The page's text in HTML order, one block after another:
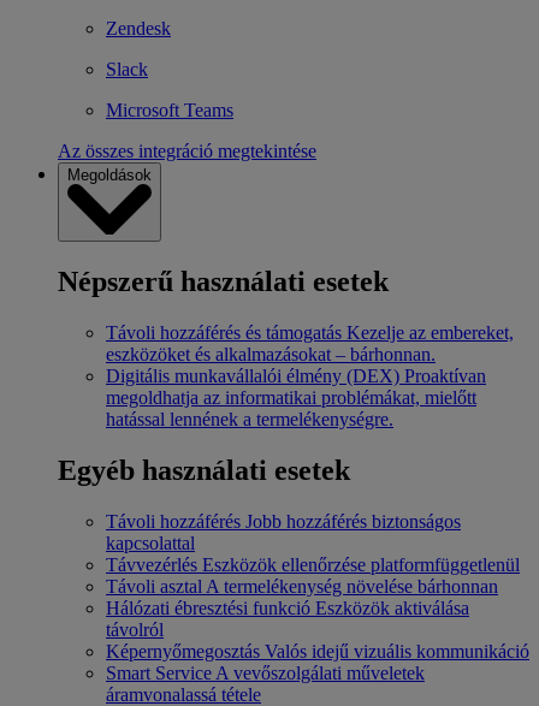
Zendesk
Slack
Microsoft Teams
Az összes integráció megtekintése
Megoldások
Népszerű használati esetek
Távoli hozzáférés és támogatás Kezelje az embereket,
eszközöket és alkalmazásokat – bárhonnan.
Digitális munkavállalói élmény (DEX) Proaktívan
megoldhatja az informatikai problémákat, mielőtt
hatással lennének a termelékenységre.
Egyéb használati esetek
Távoli hozzáférés Jobb hozzáférés biztonságos
kapcsolattal
Távvezérlés Eszközök ellenőrzése platformfüggetlenül
Távoli asztal A termelékenység növelése bárhonnan
Hálózati ébresztési funkció Eszközök aktiválása
távolról
Képernyőmegosztás Valós idejű vizuális kommunikáció
Smart Service A vevőszolgálati műveletek
áramvonalassá tétele